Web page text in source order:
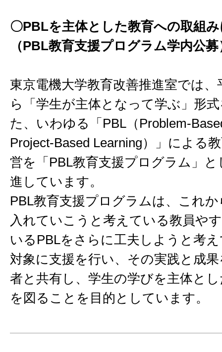
〇PBLを主体とした教育への取組
（PBL教育支援プログラム学内公募
東京電機大学教育改善推進室では、
ら「学生が主体となって学ぶ」形
た、いわゆる「PBL（Problem-
Project-Based Learning）」による
営を「PBL教育支援プログラム」
進しています。
PBL教育支援プログラムは、これ
入れていこうと考えている教員や
いるPBLをさらに工夫しようと考
対象に支援を行い、その実践と成
者と共有し、学生の学びを主体と
を図ることを目的としています。